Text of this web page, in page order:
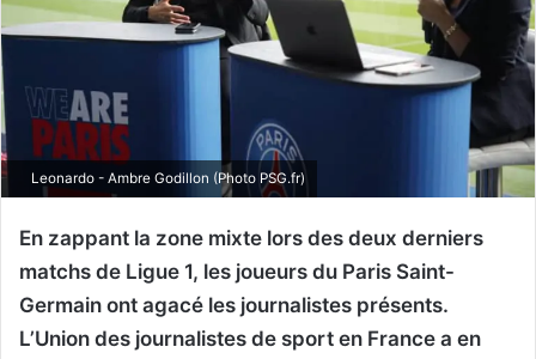
Leonardo - Ambre Godillon (Photo PSG.fr)
En zappant la zone mixte lors des deux derniers
matchs de Ligue 1, les joueurs du Paris Saint-
Germain ont agacé les journalistes présents.
L’Union des journalistes de sport en France a en